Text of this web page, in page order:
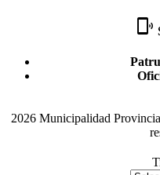
phonelink_ring
2026 Municipalidad